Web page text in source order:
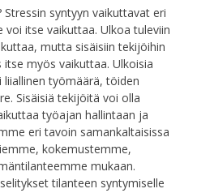
syntyyn vaikuttavat eri
itse vaikuttaa. Ulkoa tuleviin
mutta sisäisiin tekijöihin
myös vaikuttaa. Ulkoisia
työmäärä, töiden
Sisäisiä tekijöitä voi olla
työajan hallintaan ja
eri tavoin samankaltaisissa
kokemustemme,
mukaan.
tilanteen syntymiselle